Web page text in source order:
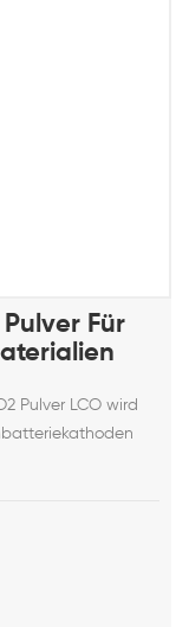
Für
Pulver LCO wird